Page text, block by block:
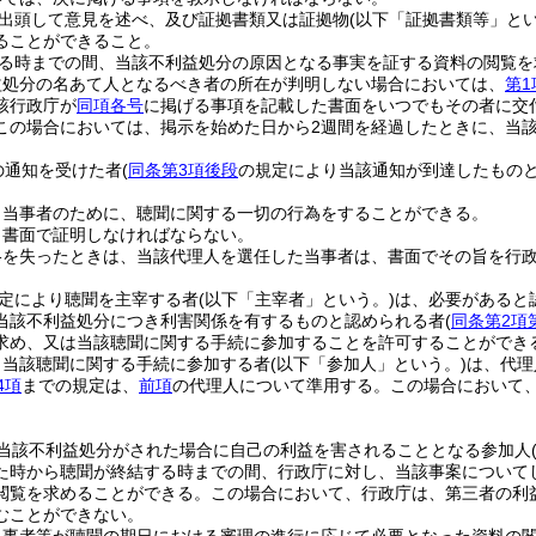
頭して意見を述べ、及び証拠書類又は証拠物(以下「証拠書類等」と
とができること。
時までの間、当該不利益処分の原因となる事実を証する資料の閲覧
分の名あて人となるべき者の所在が判明しない場合においては、 第1
行政庁が同項各号に掲げる事項を記載した書面をいつでもその者に
の場合においては、掲示を始めた日から2週間を経過したときに、当
通知を受けた者(同条第3項後段の規定により当該通知が到達したもの
事者のために、聴聞に関する一切の行為をすることができる。
面で証明しなければならない。
失ったときは、当該代理人を選任した当事者は、書面でその旨を行
により聴聞を主宰する者(以下「主宰者」という。)は、必要があると
該不利益処分につき利害関係を有するものと認められる者(同条第2項
め、又は当該聴聞に関する手続に参加することを許可することができ
該聴聞に関する手続に参加する者(以下「参加人」という。)は、代
項までの規定は、 前項の代理人について準用する。
この場合において
該不利益処分がされた場合に自己の利益を害されることとなる参加人
時から聴聞が終結する時までの間、行政庁に対し、当該事案につい
を求めることができる。
この場合において、行政庁は、第三者の
とができない。